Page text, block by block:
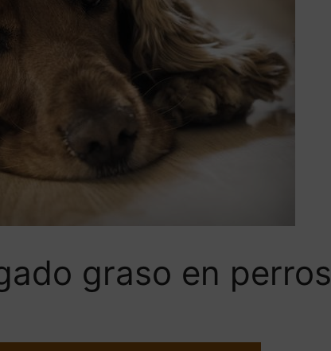
graso en perros